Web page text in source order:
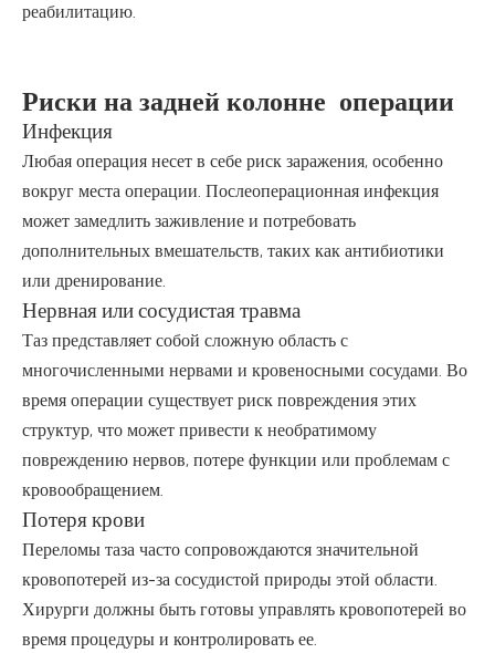
реабилитацию.
Риски на задней колонне операции
Инфекция
Любая операция несет в себе риск заражения, особенно
вокруг места операции. Послеоперационная инфекция
может замедлить заживление и потребовать
дополнительных вмешательств, таких как антибиотики
или дренирование.
Нервная или сосудистая травма
Таз представляет собой сложную область с
многочисленными нервами и кровеносными сосудами. Во
время операции существует риск повреждения этих
структур, что может привести к необратимому
повреждению нервов, потере функции или проблемам с
кровообращением.
Потеря крови
Переломы таза часто сопровождаются значительной
кровопотерей из-за сосудистой природы этой области.
Хирурги должны быть готовы управлять кровопотерей во
время процедуры и контролировать ее.